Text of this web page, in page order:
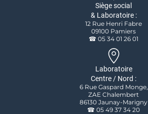
Siège social
& Laboratoire :
12 Rue Henri Fabre
09100 Pamiers
☎ 05 34 01 26 01
Laboratoire
Centre / Nord :
6 Rue Gaspard Monge,
ZAE Chalembert
86130 Jaunay-Marigny
☎ 05 49 37 34 20